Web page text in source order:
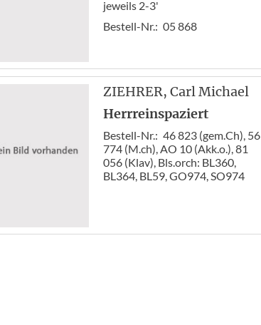
jeweils 2-3'
Bestell-Nr.: 05 868
ZIEHRER, Carl Michael
Herrreinspaziert
Bestell-Nr.: 46 823 (gem.Ch), 56
774 (M.ch), AO 10 (Akk.o.), 81
056 (Klav), Bls.orch: BL360,
BL364, BL59, GO974, SO974